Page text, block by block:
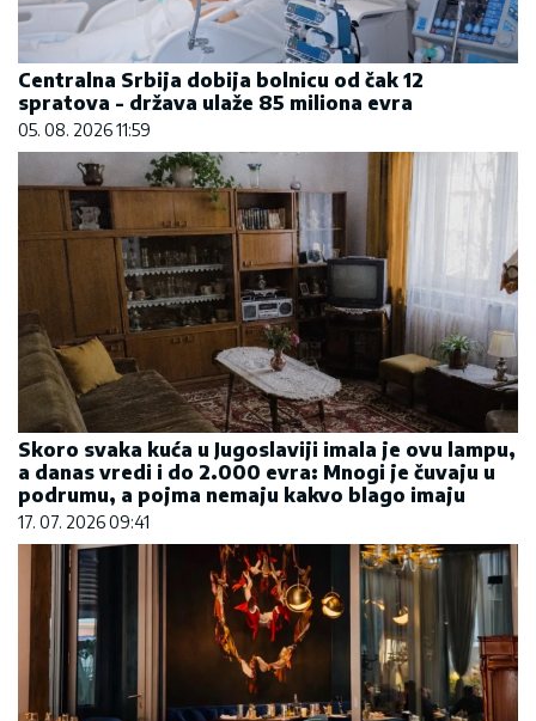
Centralna Srbija dobija bolnicu od čak 12
spratova - država ulaže 85 miliona evra
05. 08. 2026 11:59
Skoro svaka kuća u Jugoslaviji imala je ovu lampu,
a danas vredi i do 2.000 evra: Mnogi je čuvaju u
podrumu, a pojma nemaju kakvo blago imaju
17. 07. 2026 09:41